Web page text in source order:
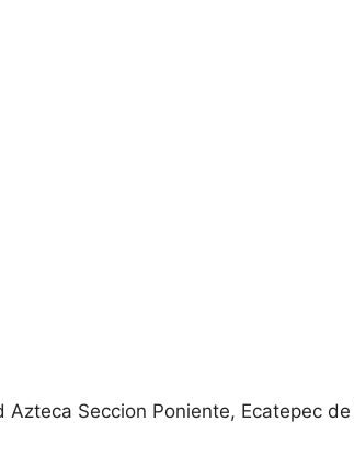
Seccion Poniente, Ecatepec